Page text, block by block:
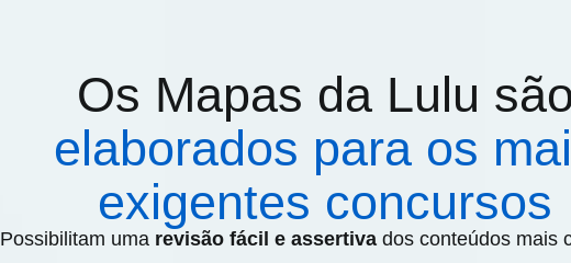
Os Mapas da Lulu
elaborados para os
exigentes concursos
Possibilitam uma revisão fácil e assertiva dos conteúdos mais